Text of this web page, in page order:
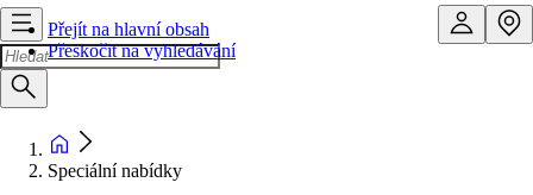
Přejít na hlavní obsah
Přeskočit na vyhledávání
Speciální nabídky